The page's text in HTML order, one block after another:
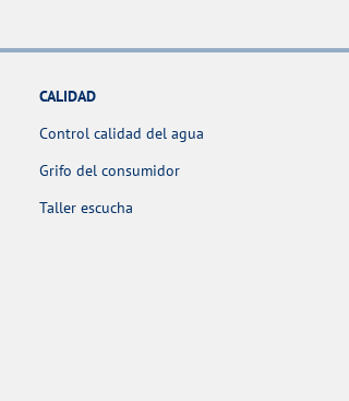
CALIDAD
Control calidad del agua
Grifo del consumidor
Taller escucha